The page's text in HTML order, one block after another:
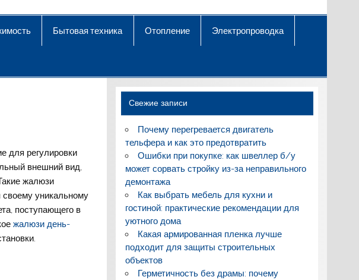
Бытовая техника Отопление Электропроводка
для регулировки
внешний вид,
жалюзи
уникальному
поступающего в
жалюзи день-
Свежие записи
Почему перегревается двигатель
тельфера и как это предотвратить
Ошибки при покупке: как швеллер б/у
может сорвать стройку из-за неправильного
демонтажа
Как выбрать мебель для кухни и
гостиной: практические рекомендации для
уютного дома
Какая армированная пленка лучше
подходит для защиты строительных
объектов
Герметичность без драмы: почему